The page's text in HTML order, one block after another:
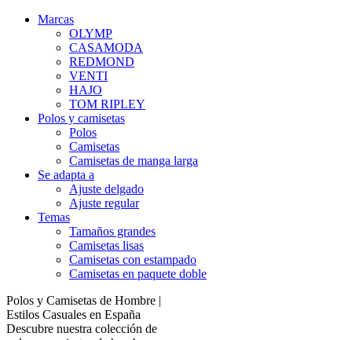
Marcas
OLYMP
CASAMODA
REDMOND
VENTI
HAJO
TOM RIPLEY
Polos y camisetas
Polos
Camisetas
Camisetas de manga larga
Se adapta a
Ajuste delgado
Ajuste regular
Temas
Tamaños grandes
Camisetas lisas
Camisetas con estampado
Camisetas en paquete doble
Polos y Camisetas de Hombre |
Estilos Casuales en España
Descubre nuestra colección de